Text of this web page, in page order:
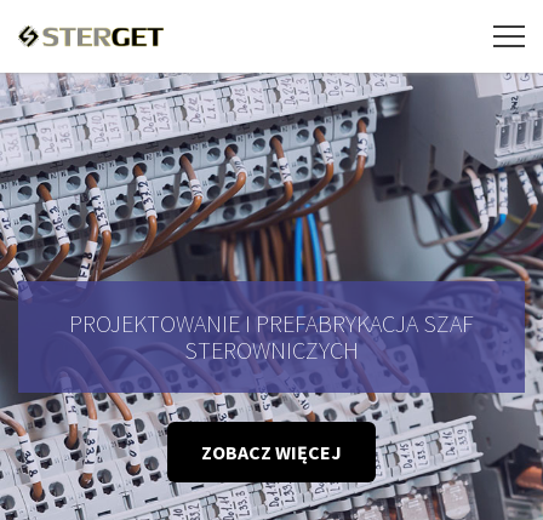
PROJEKTOWANIE I PREFABRYKACJA SZAF
STEROWNICZYCH
ZOBACZ WIĘCEJ